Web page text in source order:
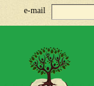
e-mail